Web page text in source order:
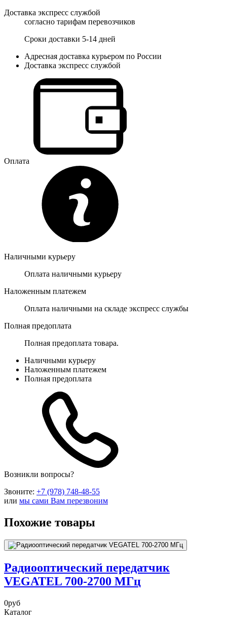
Доставка экспресс службой
согласно тарифам перевозчиков
Сроки доставки 5-14 дней
Адресная доставка курьером по России
Доставка экспресс службой
Оплата
Наличными курьеру
Оплата наличными курьеру
Наложенным платежем
Оплата наличными на складе экспресс службы
Полная предоплата
Полная предоплата товара.
Наличными курьеру
Наложенным платежем
Полная предоплата
Возникли вопросы?
Звоните: +7 (978) 748-48-55
или мы сами Вам перезвоним
Похожие товары
Радиооптический передатчик
VEGATEL 700-2700 МГц
0руб
Каталог